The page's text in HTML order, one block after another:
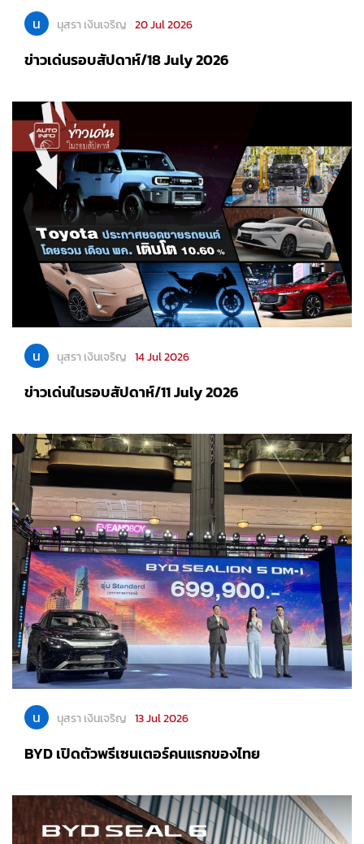
น นุสรา เงินเจริญ 20 Jul 2026
ข่าวเด่นรอบสัปดาห์/18 July 2026
น นุสรา เงินเจริญ 14 Jul 2026
ข่าวเด่นในรอบสัปดาห์/11 July 2026
น นุสรา เงินเจริญ 13 Jul 2026
BYD เปิดตัวพรีเซนเตอร์คนแรกของไทย